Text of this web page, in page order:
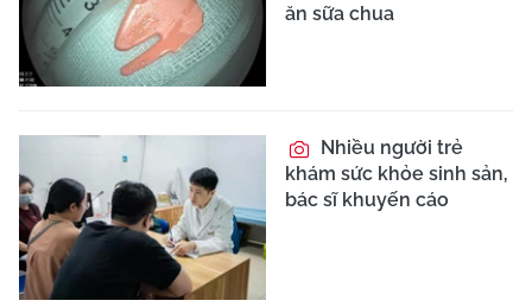
ăn sữa chua
Nhiều người trẻ
khám sức khỏe sinh sản,
bác sĩ khuyến cáo